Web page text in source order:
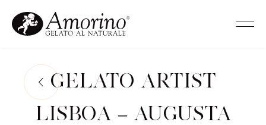
Gelato Artist
Lisboa – Augusta